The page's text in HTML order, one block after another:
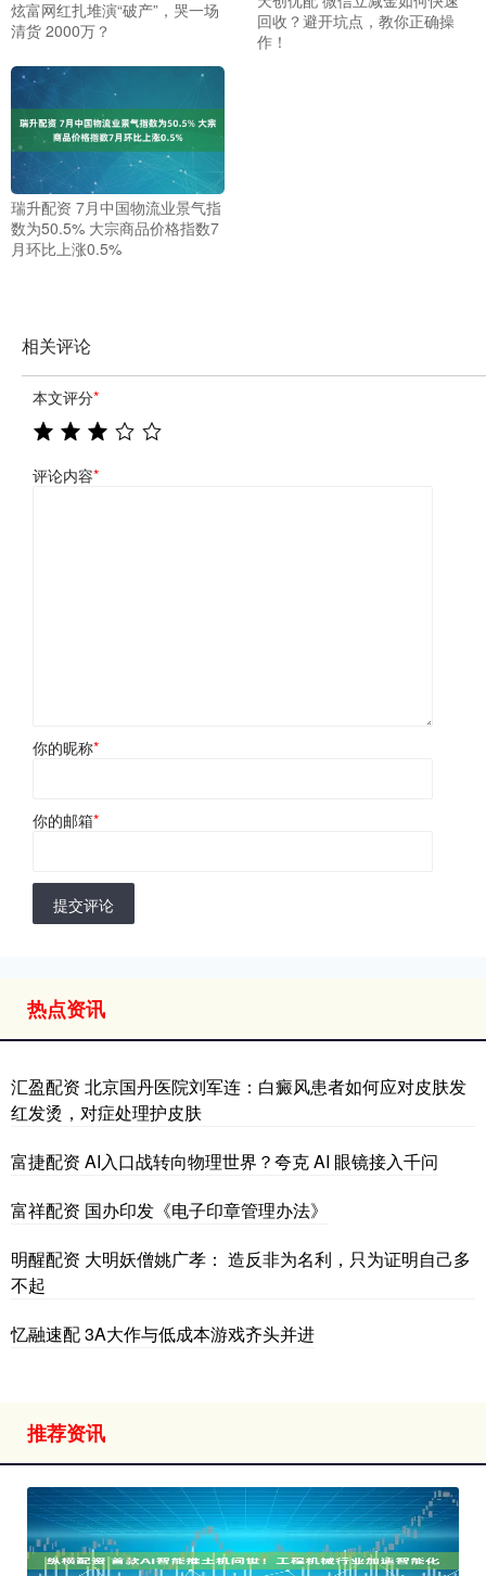
炫富网红扎堆演“破产”，哭一场
清货 2000万？
回收？避开坑点，教你正确操
作！
瑞升配资 7月中国物流业景气指
数为50.5% 大宗商品价格指数7
月环比上涨0.5%
相关评论
本文评分*
评论内容*
你的昵称*
你的邮箱*
提交评论
热点资讯
汇盈配资 北京国丹医院刘军连：白癜风患者如何应对皮肤发
红发烫，对症处理护皮肤
富捷配资 AI入口战转向物理世界？夸克 AI 眼镜接入千问
富祥配资 国办印发《电子印章管理办法》
明醒配资 大明妖僧姚广孝： 造反非为名利，只为证明自己多
不起
忆融速配 3A大作与低成本游戏齐头并进
推荐资讯